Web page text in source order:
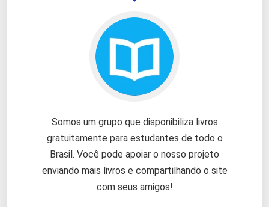
Somos um grupo que disponibiliza livros
gratuitamente para estudantes de todo o
Brasil. Você pode apoiar o nosso projeto
enviando mais livros e compartilhando o site
com seus amigos!